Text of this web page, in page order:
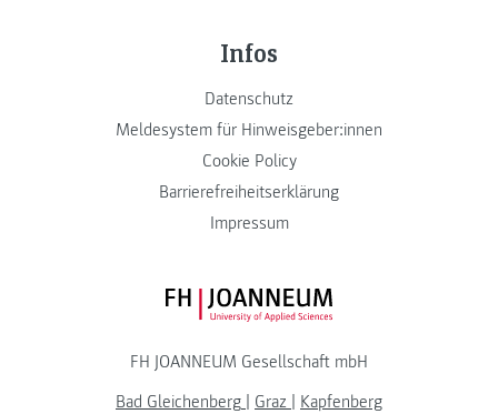
Infos
Datenschutz
Meldesystem für Hinweisgeber:innen
Cookie Policy
Barrierefreiheitserklärung
Impressum
FH JOANNEUM Logo
FH JOANNEUM Gesellschaft mbH
Bad Gleichenberg | Graz | Kapfenberg